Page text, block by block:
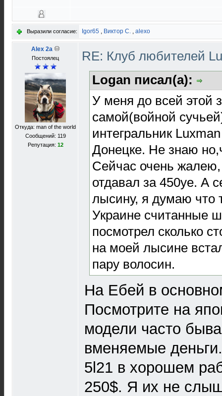
Выразили согласие: Igor65 , Виктор С. , alexo
Alex 2a
Постоялец
Откуда: man of the world
Сообщений: 119
Репутация: 12
RE: Клуб любителей
Logan писал(а):
У меня до всей этой
самой(войной
интегральник
Донецке. Не знаю
Сейчас очень жалею,
отдавал за 450уе. А
лысину, я думаю что
Украине считанные
посмотрел сколько
на моей лысине
пару волосин.
На Ебей в
Посмотрите на
модели часто
вменяемые
5l21 в хорошем
250$. Я их не